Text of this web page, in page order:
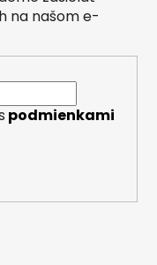
na našom e-
podmienkami